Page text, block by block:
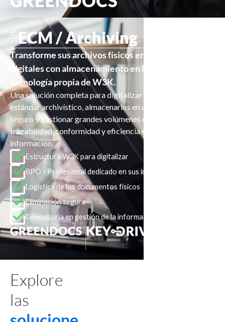
ECM / Archiving
Transforme sus archivos físicos en archivos
digitales con almacenamiento en la nube y
tecnología propia de W3K.
Una solución completa para digitalizar documentos con
estándar archivístico, almacenarlos en un entorno digital
seguro y gestionar grandes volúmenes de información con
trazabilidad, conformidad y eficiencia en la gestión de la
información.
Estructura W3K para digitalizar
BPO - Profesional dedicado en sus instalaciones
Logística de los documentos físicos
Eliminación segura
Consultoría en gestión de la información
Explore
las